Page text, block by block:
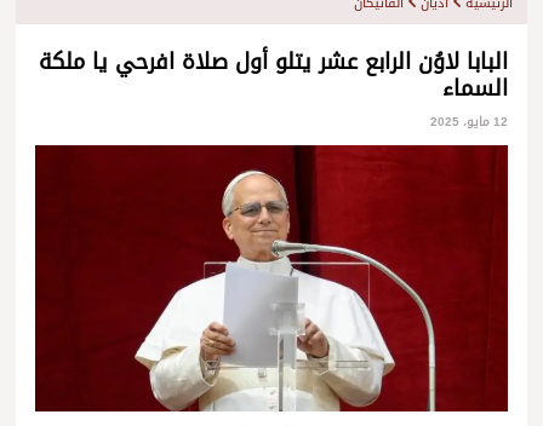
البابا لاوُن الرابع عشر يتلو أول صلاة افرحي يا ملكة
السماء
12 مايو، 2025